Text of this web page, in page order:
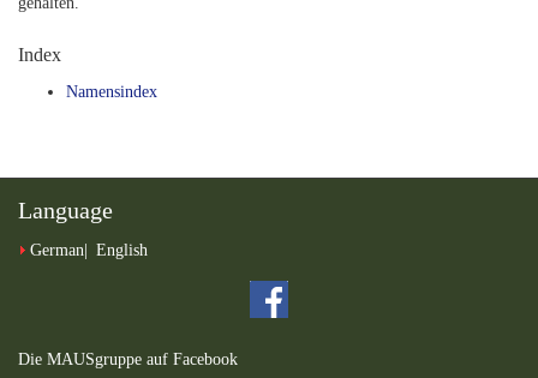
Index
Namensindex
Language
German English
Die MAUSgruppe auf Facebook